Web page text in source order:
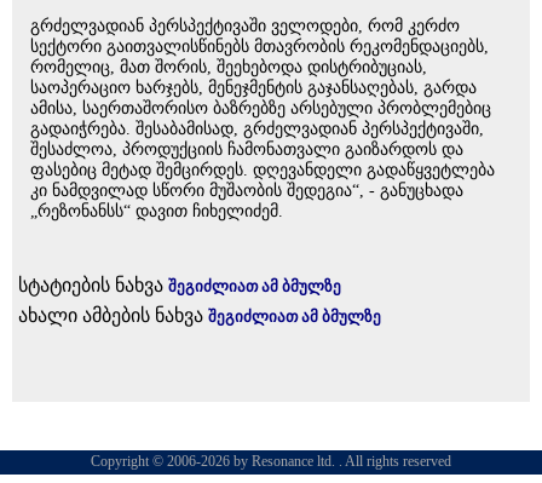
გრძელვადიან პერსპექტივაში ველოდები, რომ კერძო
სექტორი გაითვალისწინებს მთავრობის რეკომენდაციებს,
რომელიც, მათ შორის, შეეხებოდა დისტრიბუციას,
საოპერაციო ხარჯებს, მენეჯმენტის გაჯანსაღებას, გარდა
ამისა, საერთაშორისო ბაზრებზე არსებული პრობლემებიც
გადაიჭრება. შესაბამისად, გრძელვადიან პერსპექტივაში,
შესაძლოა, პროდუქციის ჩამონათვალი გაიზარდოს და
ფასებიც მეტად შემცირდეს. დღევანდელი გადაწყვეტლება
კი ნამდვილად სწორი მუშაობის შედეგია“, - განუცხადა
„რეზონანსს“ დავით ჩიხელიძემ.
სტატიების ნახვა შეგიძლიათ ამ ბმულზე
ახალი ამბების ნახვა შეგიძლიათ ამ ბმულზე
Copyright © 2006-2026 by Resonance ltd. . All rights reserved